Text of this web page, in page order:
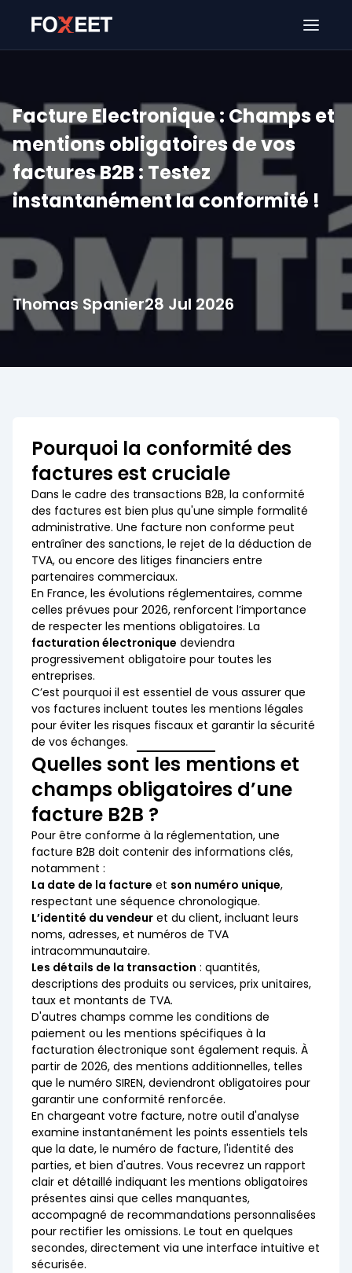
Facture Electronique : Champs et
mentions obligatoires de vos
factures B2B : Testez
instantanément la conformité !
Thomas Spanier28 Jul 2026
Pourquoi la conformité des
factures est cruciale
Dans le cadre des transactions B2B, la conformité
des factures est bien plus qu'une simple formalité
administrative. Une facture non conforme peut
entraîner des sanctions, le rejet de la déduction de
TVA, ou encore des litiges financiers entre
partenaires commerciaux.
En France, les évolutions réglementaires, comme
celles prévues pour 2026, renforcent l’importance
de respecter les mentions obligatoires. La
facturation électronique deviendra
progressivement obligatoire pour toutes les
entreprises.
C’est pourquoi il est essentiel de vous assurer que
vos factures incluent toutes les mentions légales
pour éviter les risques fiscaux et garantir la sécurité
de vos échanges.
Quelles sont les mentions et
champs obligatoires d’une
facture B2B ?
Pour être conforme à la réglementation, une
facture B2B doit contenir des informations clés,
notamment :
La date de la facture et son numéro unique,
respectant une séquence chronologique.
L’identité du vendeur et du client, incluant leurs
noms, adresses, et numéros de TVA
intracommunautaire.
Les détails de la transaction : quantités,
descriptions des produits ou services, prix unitaires,
taux et montants de TVA.
D'autres champs comme les conditions de
paiement ou les mentions spécifiques à la
facturation électronique sont également requis. À
partir de 2026, des mentions additionnelles, telles
que le numéro SIREN, deviendront obligatoires pour
garantir une conformité renforcée.
En chargeant votre facture, notre outil d'analyse
examine instantanément les points essentiels tels
que la date, le numéro de facture, l'identité des
parties, et bien d'autres. Vous recevrez un rapport
clair et détaillé indiquant les mentions obligatoires
présentes ainsi que celles manquantes,
accompagné de recommandations personnalisées
pour rectifier les omissions. Le tout en quelques
secondes, directement via une interface intuitive et
sécurisée.